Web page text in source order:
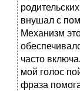
внушал с
Механизм
часто
мой голос
фраза